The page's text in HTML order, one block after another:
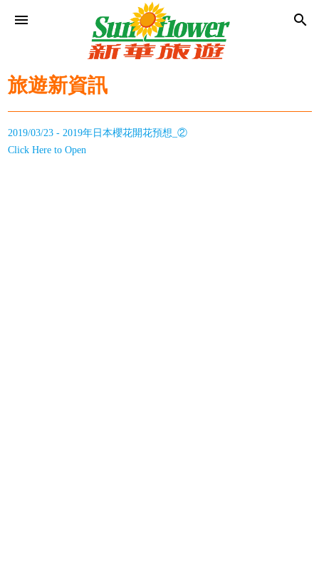
menu search
旅遊新資訊
2019/03/23 - 2019年日本櫻花開花預想_②
Click Here to Open